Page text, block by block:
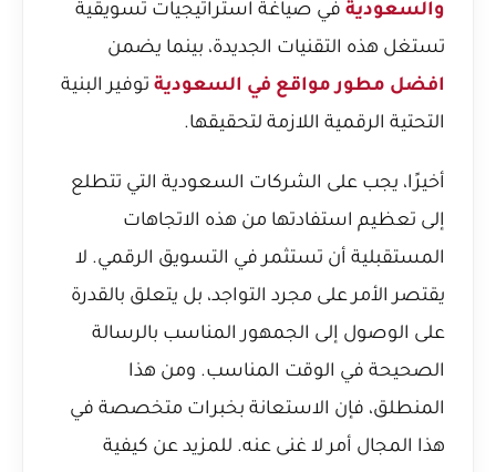
والسعودية في صياغة استراتيجيات تسويقية
تستغل هذه التقنيات الجديدة، بينما يضمن
افضل مطور مواقع في السعودية توفير البنية
التحتية الرقمية اللازمة لتحقيقها.
أخيرًا، يجب على الشركات السعودية التي تتطلع
إلى تعظيم استفادتها من هذه الاتجاهات
المستقبلية أن تستثمر في التسويق الرقمي. لا
يقتصر الأمر على مجرد التواجد، بل يتعلق بالقدرة
على الوصول إلى الجمهور المناسب بالرسالة
الصحيحة في الوقت المناسب. ومن هذا
المنطلق، فإن الاستعانة بخبرات متخصصة في
هذا المجال أمر لا غنى عنه. للمزيد عن كيفية